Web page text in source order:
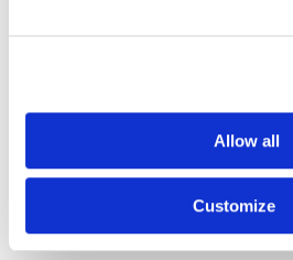
Allow all
Customize
Nortrip. Les hôtes locaux
participent également
Evenes